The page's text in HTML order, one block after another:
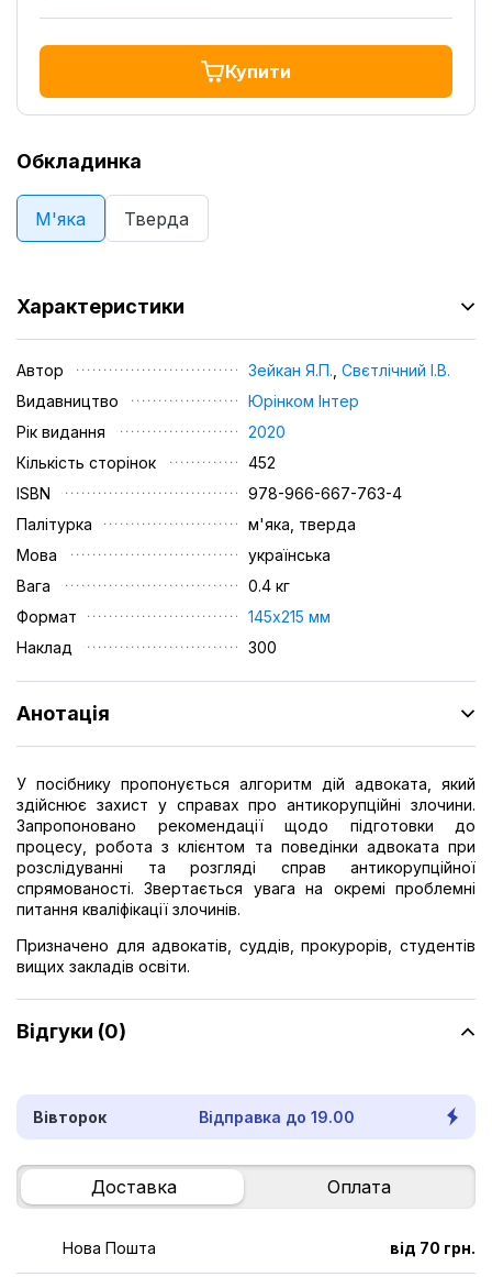
Купити
Обкладинка
М'яка Тверда
Характеристики
Автор Зейкан Я.П. Свєтлічний І.В.
Видавництво
Юрінком Iнтер
Рік видання
2020
Кількість сторінок
452
ISBN
978-966-667-763-4
Палітурка
м'яка, тверда
Мова
українська
Вага
0.4 кг
Формат
145х215 мм
Наклад
300
Анотація
У посібнику пропонується алгоритм дій адвоката, який
здійснює захист у справах про антикорупційні злочини.
Запропоновано рекомендації щодо підготовки до
процесу, робота з клієнтом та поведінки адвоката при
розслідуванні та розгляді справ антикорупційної
спрямованості. Звертається увага на окремі проблемні
питання кваліфікації злочинів.
Призначено для адвокатів, суддів, прокурорів, студентів
вищих закладів освіти.
Відгуки (0)
Вівторок Відправка до 19.00
Доставка Оплата
Нова Пошта від 70 грн.